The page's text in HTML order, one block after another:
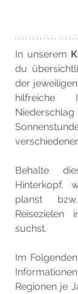
In unserem
du
der
hilfreiche
Behalte
Hinterkopf,
planst
suchst.
Im
Regionen je